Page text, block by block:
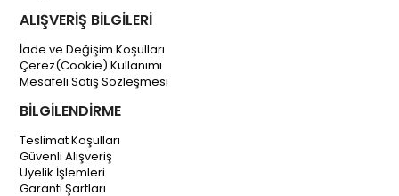
ALIŞVERİŞ BİLGİLERİ
İade ve Değişim Koşulları
Çerez(Cookie) Kullanımı
Mesafeli Satış Sözleşmesi
BİLGİLENDİRME
Teslimat Koşulları
Güvenli Alışveriş
Üyelik İşlemleri
Garanti Şartları